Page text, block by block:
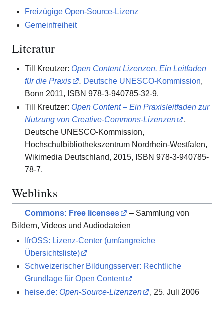
Freizügige Open-Source-Lizenz
Gemeinfreiheit
Literatur
Till Kreutzer: Open Content Lizenzen. Ein Leitfaden
für die Praxis
. Deutsche UNESCO-Kommission,
Bonn 2011, ISBN 978-3-940785-32-9.
Till Kreutzer: Open Content – Ein Praxisleitfaden zur
Nutzung von Creative-Commons-Lizenzen
,
Deutsche UNESCO-Kommission,
Hochschulbibliothekszentrum Nordrhein-Westfalen,
Wikimedia Deutschland, 2015, ISBN 978-3-940785-
78-7.
Weblinks
Commons: Free licenses
– Sammlung von
Bildern, Videos und Audiodateien
IfrOSS: Lizenz-Center (umfangreiche
Übersichtsliste)
Schweizerischer Bildungsserver: Rechtliche
Grundlage für Open Content
heise.de: Open-Source-Lizenzen , 25. Juli 2006